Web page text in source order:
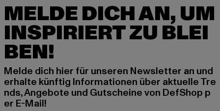
MELDE DICH AN, UM
INSPIRIERT ZU BLEI
BEN!
Melde dich hier für unseren Newsletter an und
erhalte künftig Informationen über aktuelle Tre
nds, Angebote und Gutscheine von DefShop p
er E-Mail!